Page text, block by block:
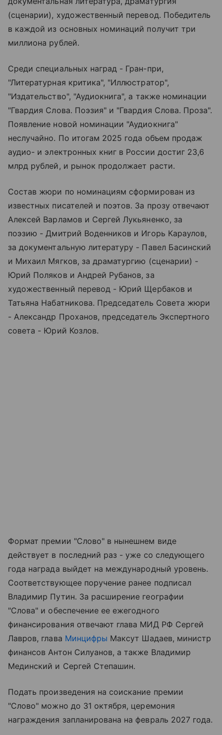
(сценарии), художественный перевод. Победитель
в каждой из основных номинаций получит три
миллиона рублей.
Среди специальных наград - Гран-при,
"Литературная критика", "Иллюстратор",
"Издательство", "Аудиокнига", а также номинации
"Гвардия Слова. Поэзия" и "Гвардия Слова. Проза".
Появление новой номинации "Аудиокнига"
неслучайно. По итогам 2025 года объем продаж
аудио- и электронных книг в России достиг 23,6
млрд рублей, и рынок продолжает расти.
Состав жюри по номинациям сформирован из
известных писателей и поэтов. За прозу отвечают
Алексей Варламов и Сергей Лукьяненко, за
поэзию - Дмитрий Воденников и Игорь Караулов,
за документальную литературу - Павел Басинский
и Михаил Мягков, за драматургию (сценарии) -
Юрий Поляков и Андрей Рубанов, за
художественный перевод - Юрий Щербаков и
Татьяна Набатникова. Председатель Совета жюри
- Александр Проханов, председатель Экспертного
совета - Юрий Козлов.
Формат премии "Слово" в нынешнем виде
действует в последний раз - уже со следующего
года награда выйдет на международный уровень.
Соответствующее поручение ранее подписал
Владимир Путин. За расширение географии
"Слова" и обеспечение ее ежегодного
финансирования отвечают глава МИД РФ Сергей
Лавров, глава Минцифры Максут Шадаев, министр
финансов Антон Силуанов, а также Владимир
Мединский и Сергей Степашин.
Подать произведения на соискание премии
"Слово" можно до 31 октября, церемония
награждения запланирована на февраль 2027 года.